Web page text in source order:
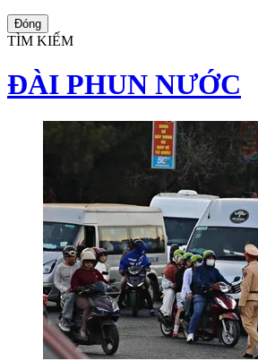
Đóng
TÌM KIẾM
ĐÀI PHUN NƯỚC